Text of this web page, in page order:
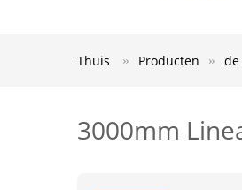
Thuis Producten de
3000mm